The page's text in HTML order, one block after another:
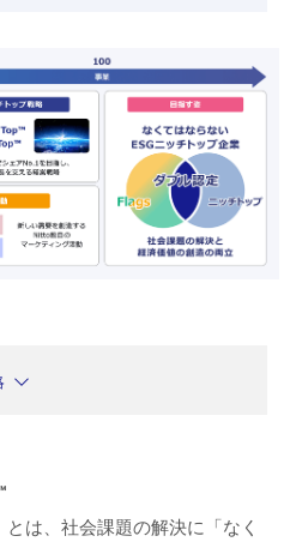
は、社会課題の解決に「なく